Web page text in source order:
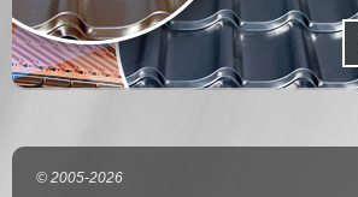
© 2005-2026